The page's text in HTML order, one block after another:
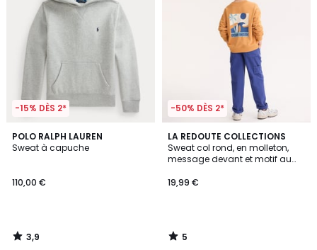
-15% DÈS 2*
POLO RALPH LAUREN
Sweat à capuche
110,00 €
3,9
/ 5
3,9
/
-50% DÈS 2*
LA REDOUTE COLLECTIONS
Sweat col rond, en molleton,
message devant et motif au
19,99 €
5
/
5
5
/